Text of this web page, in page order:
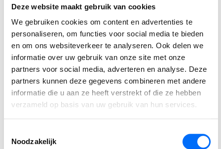
Deze website maakt gebruik van cookies
We gebruiken cookies om content en advertenties te
personaliseren, om functies voor social media te bieden
en om ons websiteverkeer te analyseren. Ook delen we
informatie over uw gebruik van onze site met onze
partners voor social media, adverteren en analyse. Deze
partners kunnen deze gegevens combineren met andere
informatie die u aan ze heeft verstrekt of die ze hebben
verzameld op basis van uw gebruik van hun services.
Noodzakelijk
Lead Marketing
⟵ Terug naar overzicht
Gerelateerde berichten
SucceedIT Academy: hoe blijft kennis scherp